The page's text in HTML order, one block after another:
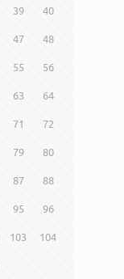
39 40
47 48
55 56
63 64
71 72
79 80
87 88
95 96
103 104